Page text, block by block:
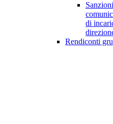
di
Rendiconti